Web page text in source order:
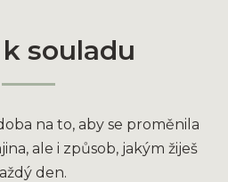
souladu
na to, aby se proměnila
ale i způsob, jakým žiješ
den.